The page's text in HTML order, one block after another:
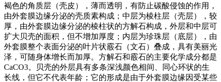
褐色的角质层（壳皮），薄而透明，有防止碳酸侵蚀的作用，
由外套膜边缘分泌的壳质素构成；中层为棱柱层（壳层），较
厚，由外套膜边缘分泌的棱柱状的方解石构成，外层和中层可
扩大贝壳的面积，但不增加厚度；内层为珍珠层（底层），由
外套膜整个表面分泌的叶片状霰石（文石）叠成，具有美丽光
泽，可随身体增长而加厚。方解石和霰石的主要化学成分都是
CaCO3。贝壳的外层具有多条深浅颜色相间、同心环状的生
长线，但它不代表年龄；它的形成是由于外套膜边缘因受某些